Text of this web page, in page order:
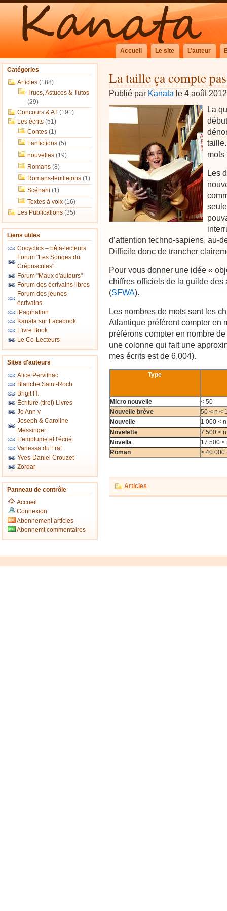
Accueil Le site L’auteur
Catégories
Articles (188)
Trucs, Astuces & Tutos
(29)
Concours & AT (191)
Les écrits (51)
Contes (1)
Fanfictions (5)
nouvelles (19)
Romans (8)
Romans-feuilletons (1)
Scénarii (1)
Textes à voix (16)
Les Publications (35)
Liens utiles
Cocyclics – bêta-lecteurs
Forum "Les Songes du
Crépuscules"
Forum "Maux d'auteurs"
Forum des écrivains libres
Forum des jeunes
écrivains
iPagination
Kanata sur Facebook
L'ivre Book
Le Co-Lecteurs
Sites d'auteurs
Alice Pervilhac
Blanche Saint-Roch
Brigit H.
Écriture (tiret) Livres
Jo Ann v
Joseph & Caroline
Messinger
L'emplume et l'écrié
Vanessa du Frat
Yves-Daniel Crouzet
Zordar
Panneau de contrôle
Accueil
Connexion
Abonnement articles
Abonnemt commentaires
La taille ça compte
Publié par Kanata le 4 août 2012
La
mots
Les
d’attention techno-sapiens, au-
Difficile donc de trancher
Pour vous donner une idée «
chiffres officiels de la guilde des
(SFWA).
Les nombres de mots sont les
Atlantique préfèrent compter en
préférons compter en nombre
une colonne qui fait une
mes écrits est de 6,004).
Type
Micro nouvelle
< 50
Nouvelle brève
50 < n <
Nouvelle
1 000 <
Novelette
7 500 <
Novella
17 500 <
Roman
> 40 000
Articles